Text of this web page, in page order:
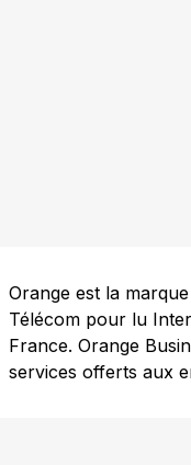
Orange est la
Télécom pour lu
France. Orange
services offerts aux